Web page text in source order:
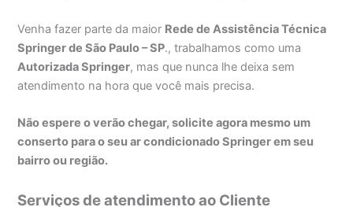
Venha fazer parte da maior Rede de Assistência Técnica
Springer de São Paulo – SP., trabalhamos como uma
Autorizada Springer, mas que nunca lhe deixa sem
atendimento na hora que você mais precisa.
Não espere o verão chegar, solicite agora mesmo um
conserto para o seu ar condicionado Springer em seu
bairro ou região.
Serviços de atendimento ao Cliente